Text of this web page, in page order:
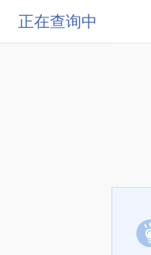
正在查询中